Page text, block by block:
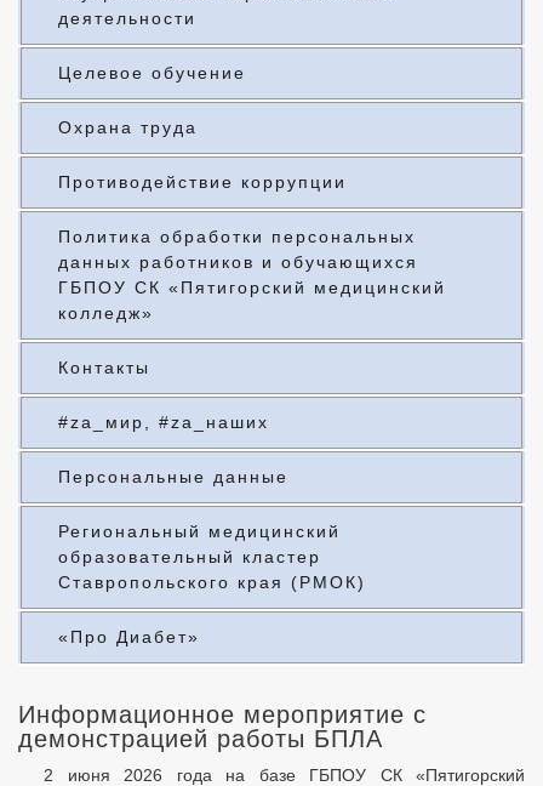
деятельности
Целевое обучение
Охрана труда
Противодействие коррупции
Политика обработки персональных
данных работников и обучающихся
ГБПОУ СК «Пятигорский медицинский
колледж»
Контакты
#za_мир, #za_наших
Персональные данные
Региональный медицинский
образовательный кластер
Ставропольского края (РМОК)
«Про Диабет»
Информационное мероприятие с
демонстрацией работы БПЛА
2 июня 2026 года на базе ГБПОУ СК «Пятигорский